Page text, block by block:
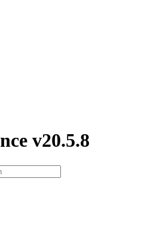
v20.5.8